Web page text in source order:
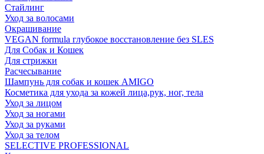
Стайлинг
Уход за волосами
Окрашивание
VEGAN formula глубокое восстановление без SLES
Для Собак и Кошек
Для стрижки
Расчесывание
Шампунь для собак и кошек AMIGO
Косметика для ухода за кожей лица,рук, ног, тела
Уход за лицом
Уход за ногами
Уход за руками
Уход за телом
SELECTIVE PROFESSIONAL